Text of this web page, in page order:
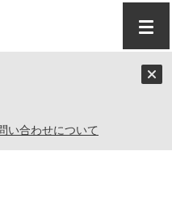
い合わせについて